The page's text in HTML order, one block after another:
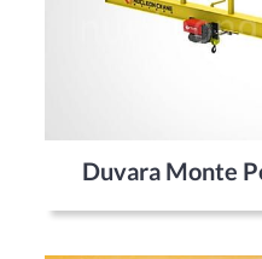
Duvara Monte